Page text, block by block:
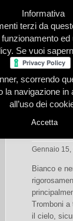
Redazione
Petite
Gennaio 15,
Bianco e
Tromboni a
il cielo,
Informativa
terzi da
ed
Se vuoi
scorrendo
la navigazione
all’uso dei
Accetta